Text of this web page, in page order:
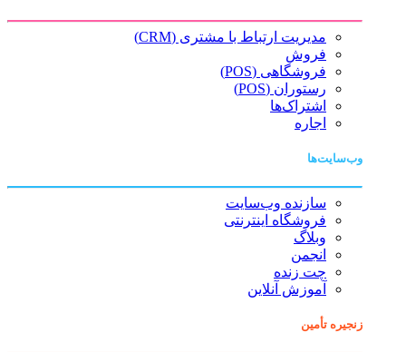
مدیریت ارتباط با مشتری (CRM)
فروش
فروشگاهی (POS)
رستوران (POS)
اشتراک‌ها
اجاره
وب‌سایت‌ها
سازنده وب‌سایت
فروشگاه اینترنتی
وبلاگ
انجمن
چت زنده
آموزش آنلاین
زنجیره تأمین